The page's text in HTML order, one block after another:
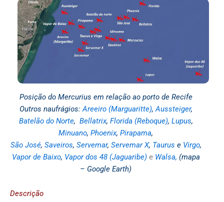
Posição do Mercurius em relação ao porto de Recife
Outros naufrágios:Areeiro (Marguaritte),Aussteiger,
Batelão do Norte, Bellatrix, Florida (Reboque), Lupus,
Minuano, Phoenix, Pirapama,
São José, Saveiros, Servemar, Servemar X, Taurus e Virgo,
Vapor de Baixo, Vapor dos 48 (Jaguaribe) e Walsa, (mapa
– Google Earth)
Descrição